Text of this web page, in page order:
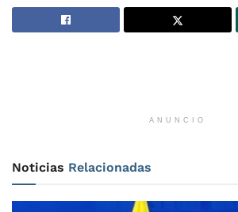
ANUNCIO
Noticias Relacionadas